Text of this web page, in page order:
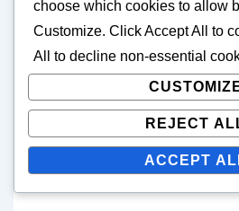
Un autre avantage est la
offre. Le nickel back peut jouer
couvrir un receveur de slot ou
la course. Cette flexibilité
défensifs d’ajuster leurs
formation offensive, rendant plus
choose which cookies to allow
Customize. ClickAccept All to
All
to decline non-essential
REJECT
ACCEPT